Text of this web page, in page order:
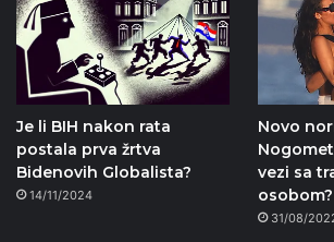
Je li BIH nakon rata
postala prva žrtva
Bidenovih Globalista?
14/11/2024
Novo
vezi sa
osobom?
31/08/